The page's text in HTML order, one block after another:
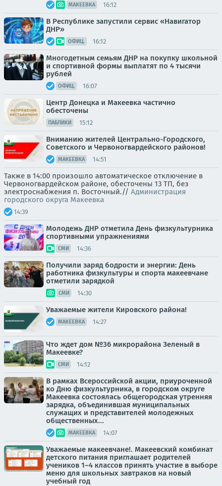
МАКЕЕВКА 16:12
В Республике запустили сервис «Навигатор
ДНР»
ОФИЦ. 16:12
Многодетным семьям ДНР на покупку школьной
и спортивной формы выплатят по 4 тысячи
рублей
ОФИЦ. 16:07
Центр Донецка и Макеевка частично
обесточены
ПАБЛИКИ 15:12
Вниманию жителей Центрально-Городского,
Советского и Червоногвардейского районов!
МАКЕЕВКА 14:51
Также в 14:00 произошло автоматическое отключение в
Червоногвардейском районе, обесточены 13 ТП, без
электроснабжения п. Восточный.// Администрация
городского округа Макеевка
14:39
Молодежь ДНР отметила День физкультурника
спортивными упражнениями
СМИ 14:36
Получили заряд бодрости и энергии: День
работника физкультуры и спорта макеевчане
отметили зарядкой
СМИ 14:30
Уважаемые жители Кировского района!
МАКЕЕВКА 14:27
Что ждет дом №36 микрорайона Зеленый в
Макеевке?
СМИ 14:12
В рамках Всероссийской акции, приуроченной
ко Дню физкультурника, в городском округе
Макеевка состоялась общегородская утренняя
зарядка, объединившая муниципальных
служащих и представителей молодежных
общественных...
МАКЕЕВКА 14:07
Уважаемые макеевчане!. Макеевский комбинат
детского питания приглашает родителей
учеников 1–4 классов принять участие в выборе
меню для школьных завтраков на новый
учебный год